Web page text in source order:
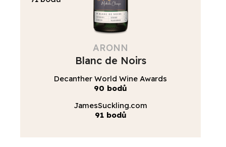
ARONN
Blanc de Noirs
Decanther World Wine Awards
90 bodů
JamesSuckling.com
91 bodů